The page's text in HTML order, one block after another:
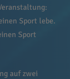
Sport lebe.
Sport
auf zwei